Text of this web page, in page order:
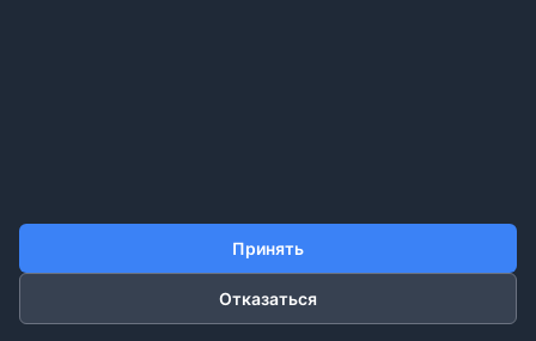
Принять
Отказаться